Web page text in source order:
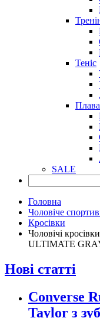
Теніс
SALE
Головна
Чоловіче
Кросівки
Чоловічі
ULTIMATE
Нові статті
Converse
Taylor з